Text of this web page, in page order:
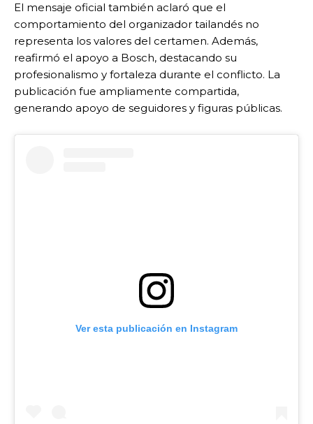
El mensaje oficial también aclaró que el
comportamiento del organizador tailandés no
representa los valores del certamen. Además,
reafirmó el apoyo a Bosch, destacando su
profesionalismo y fortaleza durante el conflicto. La
publicación fue ampliamente compartida,
generando apoyo de seguidores y figuras públicas.
Ver esta publicación en Instagram